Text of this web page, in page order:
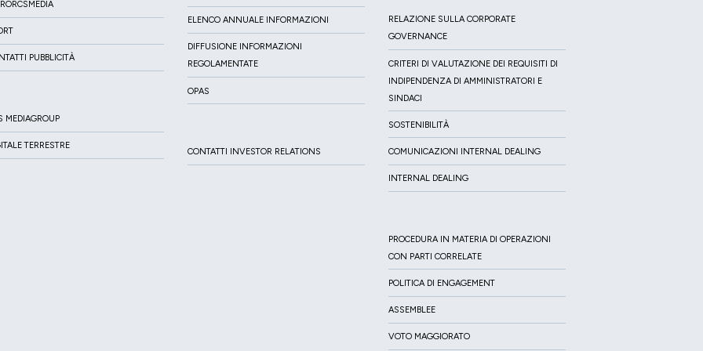
PUBBLICITÀ
MEDIAGROUP
TERRESTRE
ELENCO ANNUALE INFORMAZIONI
DIFFUSIONE INFORMAZIONI
REGOLAMENTATE
OPAS
CONTATTI INVESTOR RELATIONS
RELAZIONE SULLA CORPORATE
GOVERNANCE
CRITERI DI VALUTAZIONE DEI REQUISITI DI
INDIPENDENZA DI AMMINISTRATORI E
SINDACI
SOSTENIBILITÀ
COMUNICAZIONI INTERNAL DEALING
INTERNAL DEALING
PROCEDURA IN MATERIA DI OPERAZIONI
CON PARTI CORRELATE
POLITICA DI ENGAGEMENT
ASSEMBLEE
VOTO MAGGIORATO